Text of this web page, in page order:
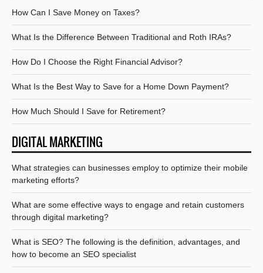
How Can I Save Money on Taxes?
What Is the Difference Between Traditional and Roth IRAs?
How Do I Choose the Right Financial Advisor?
What Is the Best Way to Save for a Home Down Payment?
How Much Should I Save for Retirement?
DIGITAL MARKETING
What strategies can businesses employ to optimize their mobile
marketing efforts?
What are some effective ways to engage and retain customers
through digital marketing?
What is SEO? The following is the definition, advantages, and
how to become an SEO specialist